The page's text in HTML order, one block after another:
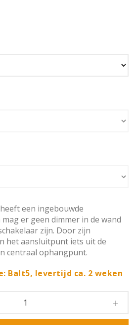
een ingebouwde
er geen dimmer in de wand
zijn. Door zijn
het aansluitpunt iets uit de
centraal ophangpunt.
Balt5, levertijd ca. 2 weken